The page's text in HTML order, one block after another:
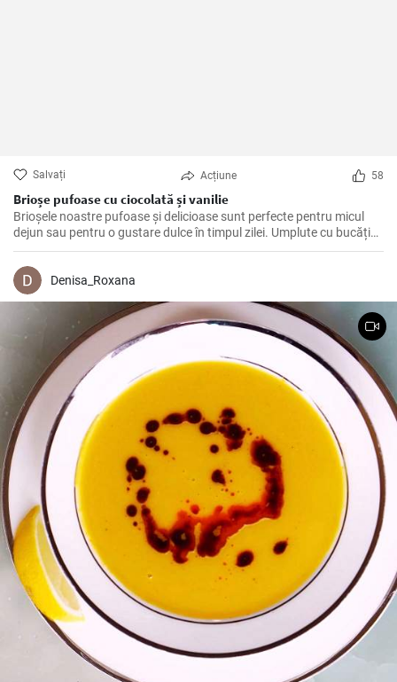
Salvați Acțiune 58
Brioșe pufoase cu ciocolată și vanilie
Brioșele noastre pufoase și delicioase sunt perfecte pentru micul
dejun sau pentru o gustare dulce în timpul zilei. Umplute cu bucăți
de ciocolată și aroma naturală de vanilie, acestea sunt un deliciu de
neratat!
Denisa_Roxana